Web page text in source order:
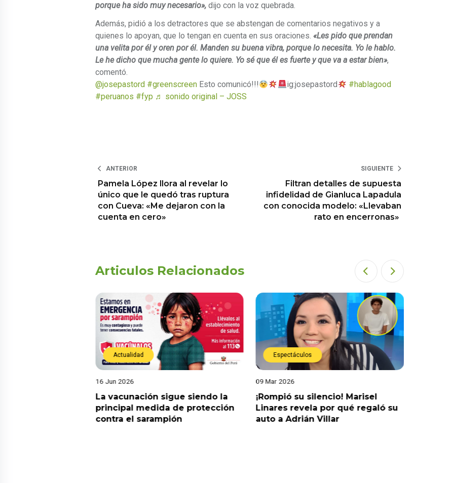
porque ha sido muy necesario», dijo con la voz quebrada.
Además, pidió a los detractores que se abstengan de comentarios negativos y a
quienes lo apoyan, que lo tengan en cuenta en sus oraciones. «Les pido que prendan
una velita por él y oren por él. Manden su buena vibra, porque lo necesita. Yo le hablo.
Le he dicho que mucha gente lo quiere. Yo sé que él es fuerte y que va a estar bien»,
comentó.
@josepastord #greenscreen Esto comunicó!!! ig:josepastord
#hablagood
#peruanos #fyp ♬ sonido original – JOSS
ANTERIOR
Pamela López llora al revelar lo
único que le quedó tras ruptura
con Cueva: «Me dejaron con la
cuenta en cero»
SIGUIENTE
Filtran detalles de supuesta
infidelidad de Gianluca Lapadula
con conocida modelo: «Llevaban
rato en encerronas»
Articulos Relacionados
Actualidad
16 Jun 2026
La vacunación sigue siendo la
principal medida de protección
contra el sarampión
Espectáculos
09 Mar 2026
¡Rompió su silencio! Marisel
Linares revela por qué regaló su
auto a Adrián Villar